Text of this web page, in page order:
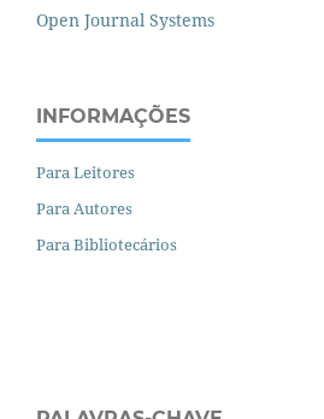
Open Journal Systems
INFORMAÇÕES
Para Leitores
Para Autores
Para Bibliotecários